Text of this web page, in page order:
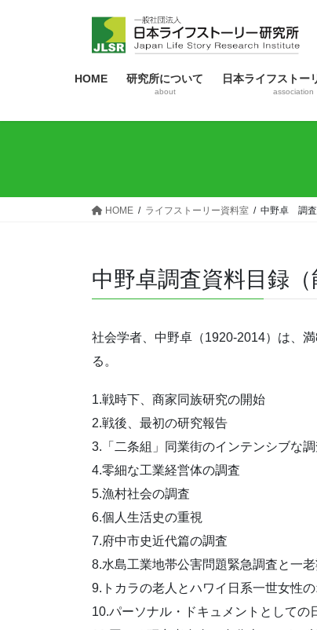
ス
ン
HOME 研究所について
about
日本ライフストー
association
HOME ライフストーリー資料室 中野卓 調査
中野卓調査資料目録
社会学者、中野卓（1920-2014）は、
る。
1.戦時下、商家同族研究の開始
2.戦後、最初の研究報告
3.「二条組」同業街のインテンシブな
4.零細な工業経営体の調査
5.漁村社会の調査
6.個人生活史の重視
7.府中市史近代篇の調査
8.水島工業地帯公害問題緊急調査と一
9.トカラの老人とハワイ日系一世女性
10.パーソナル・ドキュメントとしての